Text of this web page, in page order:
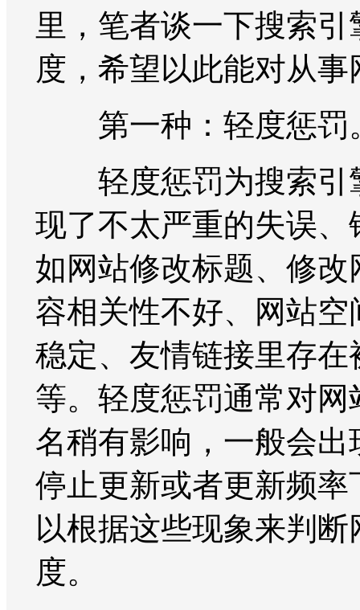
里，笔者谈一下搜索
度，希望以此能对从
第一种：轻度惩罚
轻度惩罚为搜索引
现了不太严重的失误
如网站修改标题、修
容相关性不好、网站
稳定、友情链接里存
等。轻度惩罚通常对
名稍有影响，一般会
停止更新或者更新频
以根据这些现象来判
度。